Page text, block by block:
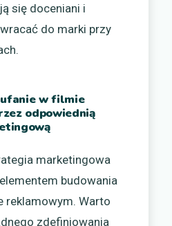
się doceniani i
do marki przy
w filmie
odpowiednią
marketingowa
budowania
reklamowym. Warto
zdefiniowania